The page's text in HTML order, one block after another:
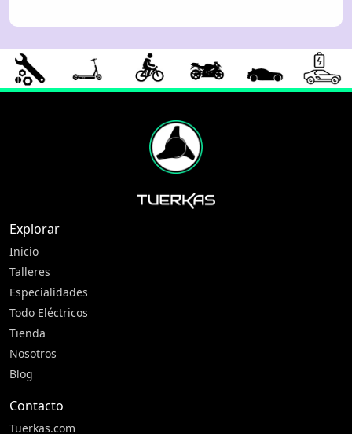
Explorar
Inicio
Talleres
Especialidades
Todo Eléctricos
Tienda
Nosotros
Blog
Contacto
Tuerkas.com